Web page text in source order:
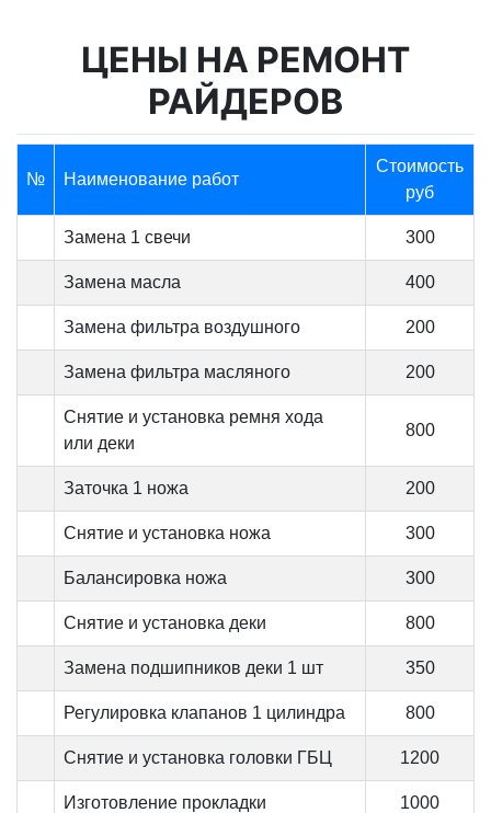
ЦЕНЫ НА РЕМОНТ
РАЙДЕРОВ
№ Наименование работ
Стоимость
руб
Замена 1 свечи 300
Замена масла 400
Замена фильтра воздушного 200
Замена фильтра масляного 200
Снятие и установка ремня хода
или деки
800
Заточка 1 ножа 200
Снятие и установка ножа 300
Балансировка ножа 300
Снятие и установка деки 800
Замена подшипников деки 1 шт 350
Регулировка клапанов 1 цилиндра 800
Снятие и установка головки ГБЦ 1200
Изготовление прокладки 1000